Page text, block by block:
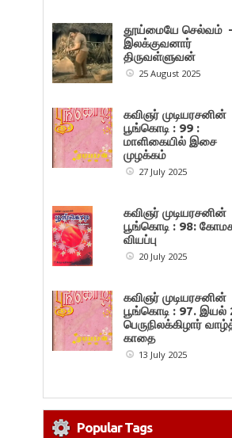
தூய்மையே செல்வம்
இலக்குவனார்
திருவள்ளுவன்
25 August 2025
கவிஞர் முடியரசனின்
பூங்கொடி : 99 :
மாளிகையில் இசை
முழக்கம்
27 July 2025
கவிஞர் முடியரசனின்
பூங்கொடி : 98:
வியப்பு
20 July 2025
கவிஞர் முடியரசனின்
பூங்கொடி : 97. இயல்
பெருநிலக்கிழார்
காதை
13 July 2025
Popular Tags